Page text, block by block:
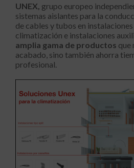
UNEX, grupo europeo
sistemas aislantes para la
de cables y tubos en
climatización e instalaciones
amplia gama de productos que
acabado, sino también ahorra
profesional.